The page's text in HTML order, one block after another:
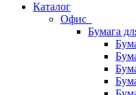
Каталог
Офис
Бумага